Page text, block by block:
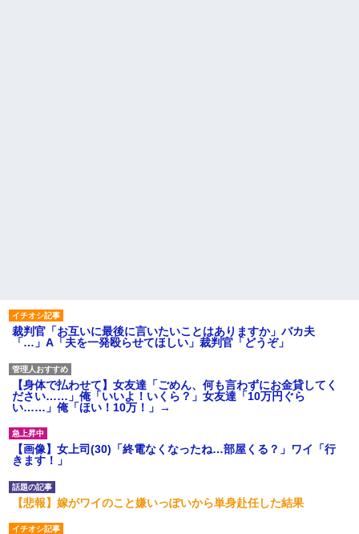
裁判官「お互いに最後に言いたいことはありますか」バカ夫
「…」A「夫を一発殴らせてほしい」裁判官「どうぞ」
【身体で払わせて】女友達「ごめん、何も言わずにお金貸してく
ださい……」俺「いいよ！いくら？」女友達「10万円ぐら
い……」俺「ほい！10万！」→
【画像】女上司(30)「終電なくなったね…部屋くる？」ワイ「行
きます！」
【悲報】嫁がワイのこと嫌いっぽいから単身赴任した結果